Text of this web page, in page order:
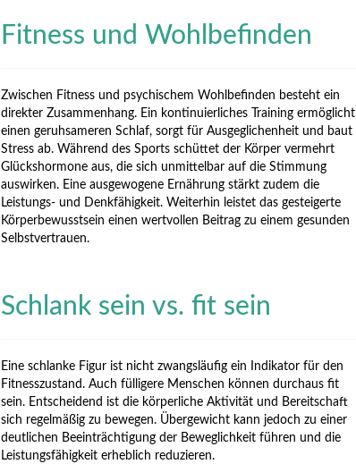
Fitness und Wohlbefinden
Zwischen Fitness und psychischem Wohlbefinden besteht ein
direkter Zusammenhang. Ein kontinuierliches Training ermöglicht
einen geruhsameren Schlaf, sorgt für Ausgeglichenheit und baut
Stress ab. Während des Sports schüttet der Körper vermehrt
Glückshormone aus, die sich unmittelbar auf die Stimmung
auswirken. Eine ausgewogene Ernährung stärkt zudem die
Leistungs- und Denkfähigkeit. Weiterhin leistet das gesteigerte
Körperbewusstsein einen wertvollen Beitrag zu einem gesunden
Selbstvertrauen.
Schlank sein vs. fit sein
Eine schlanke Figur ist nicht zwangsläufig ein Indikator für den
Fitnesszustand. Auch fülligere Menschen können durchaus fit
sein. Entscheidend ist die körperliche Aktivität und Bereitschaft
sich regelmäßig zu bewegen. Übergewicht kann jedoch zu einer
deutlichen Beeinträchtigung der Beweglichkeit führen und die
Leistungsfähigkeit erheblich reduzieren.